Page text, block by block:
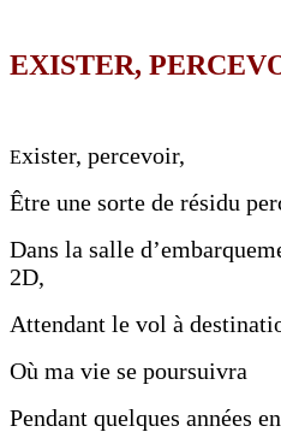
EXISTER,
Exister, percevoir,
Être une sorte de résidu
Dans la salle
2D,
Attendant le vol à
Où ma vie se poursuivra
Pendant quelques années